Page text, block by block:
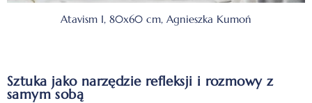
Sztuka jako narzędzie refleksji i rozmowy z
samym sobą
Atavism I, 80x60 cm, Agnieszka Kumoń